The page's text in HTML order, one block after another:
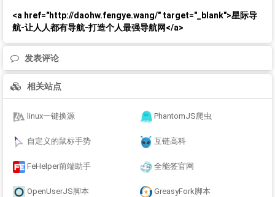
<a href="http://daohw.fengye.wang/" target="_blank">星际导
航-让人人都有导航-打造个人最强导航网</a>
发表评论
相关站点
linux一键换源 PhantomJS爬虫
自定义的鼠标手势 互链高科
FeHelper前端助手 全能签官网
OpenUserJS脚本 GreasyFork脚本